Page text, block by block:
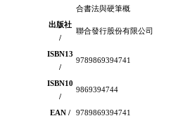
合書法與硬筆概
出版社
/
聯合發行股份有限公司
ISBN13
/
9789869394741
ISBN10
/
9869394744
EAN /
9789869394741